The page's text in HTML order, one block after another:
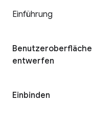
Einführung
Benutzeroberfläche
entwerfen
Einbinden